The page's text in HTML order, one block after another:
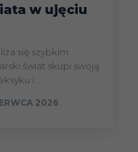
w ujęciu
świat skupi swoją
i...
2026